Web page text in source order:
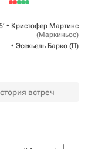
• Кристофер Мартинс
(Маркиньос)
• Эсекьель Барко (П)
встреч